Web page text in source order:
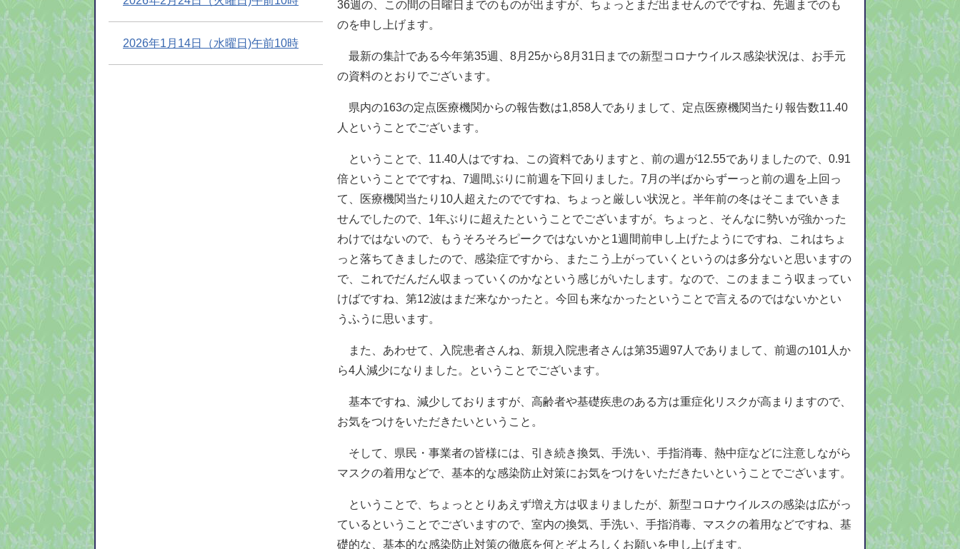
36週の、この間の日曜日までのものが出ますが、ちょっとまだ出ませんのでですね、先週までのも
のを申し上げます。
最新の集計である今年第35週、8月25から8月31日までの新型コロナウイルス感染状況は、お手元
の資料のとおりでございます。
県内の163の定点医療機関からの報告数は1,858人でありまして、定点医療機関当たり報告数11.40
人ということでございます。
ということで、11.40人はですね、この資料でありますと、前の週が12.55でありましたので、0.91
倍ということでですね、7週間ぶりに前週を下回りました。7月の半ばからずーっと前の週を上回っ
て、医療機関当たり10人超えたのでですね、ちょっと厳しい状況と。半年前の冬はそこまでいきま
せんでしたので、1年ぶりに超えたということでございますが。ちょっと、そんなに勢いが強かった
わけではないので、もうそろそろピークではないかと1週間前申し上げたようにですね、これはちょ
っと落ちてきましたので、感染症ですから、またこう上がっていくというのは多分ないと思いますの
で、これでだんだん収まっていくのかなという感じがいたします。なので、このままこう収まってい
けばですね、第12波はまだ来なかったと。今回も来なかったということで言えるのではないかとい
うふうに思います。
また、あわせて、入院患者さんね、新規入院患者さんは第35週97人でありまして、前週の101人か
ら4人減少になりました。ということでございます。
基本ですね、減少しておりますが、高齢者や基礎疾患のある方は重症化リスクが高まりますので、
お気をつけをいただきたいということ。
そして、県民・事業者の皆様には、引き続き換気、手洗い、手指消毒、熱中症などに注意しながら
マスクの着用などで、基本的な感染防止対策にお気をつけをいただきたいということでございます。
ということで、ちょっととりあえず増え方は収まりましたが、新型コロナウイルスの感染は広がっ
ているということでございますので、室内の換気、手洗い、手指消毒、マスクの着用などですね、基
礎的な、基本的な感染防止対策の徹底を何とぞよろしくお願いを申し上げます。
2026年1月14日（水曜日)午前10時